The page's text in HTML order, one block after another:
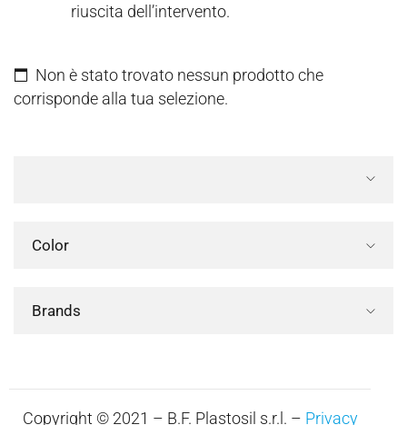
riuscita dell’intervento.
Non è stato trovato nessun prodotto che
corrisponde alla tua selezione.
Color
Brands
Copyright © 2021 – B.F. Plastosil s.r.l. – Privacy